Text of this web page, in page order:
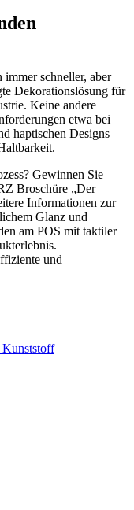
schneller, aber
Dekorationslösung für
Keine andere
etwa bei
haptischen Designs
Gewinnen Sie
Broschüre „Der
Informationen zur
Glanz und
am POS mit taktiler
und